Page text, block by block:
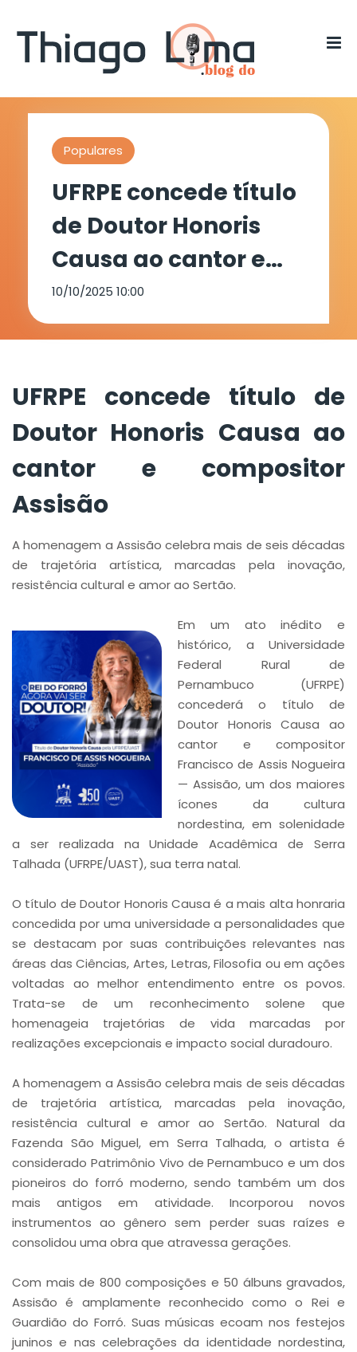
Populares
UFRPE concede título
de Doutor Honoris
Causa ao cantor e
compositor Assisão
10/10/2025 10:00
UFRPE concede título de
Doutor Honoris Causa ao
cantor e compositor
Assisão
A homenagem a Assisão celebra mais de seis décadas
de trajetória artística, marcadas pela inovação,
resistência cultural e amor ao Sertão.
Em um ato inédito e
histórico, a Universidade
Federal Rural de
Pernambuco (UFRPE)
concederá o título de
Doutor Honoris Causa ao
cantor e compositor
Francisco de Assis Nogueira
— Assisão, um dos maiores
ícones da cultura
nordestina, em solenidade
a ser realizada na Unidade Acadêmica de Serra
Talhada (UFRPE/UAST), sua terra natal.
O título de Doutor Honoris Causa é a mais alta honraria
concedida por uma universidade a personalidades que
se destacam por suas contribuições relevantes nas
áreas das Ciências, Artes, Letras, Filosofia ou em ações
voltadas ao melhor entendimento entre os povos.
Trata-se de um reconhecimento solene que
homenageia trajetórias de vida marcadas por
realizações excepcionais e impacto social duradouro.
A homenagem a Assisão celebra mais de seis décadas
de trajetória artística, marcadas pela inovação,
resistência cultural e amor ao Sertão. Natural da
Fazenda São Miguel, em Serra Talhada, o artista é
considerado Patrimônio Vivo de Pernambuco e um dos
pioneiros do forró moderno, sendo também um dos
mais antigos em atividade. Incorporou novos
instrumentos ao gênero sem perder suas raízes e
consolidou uma obra que atravessa gerações.
Com mais de 800 composições e 50 álbuns gravados,
Assisão é amplamente reconhecido como o Rei e
Guardião do Forró. Suas músicas ecoam nos festejos
juninos e nas celebrações da identidade nordestina,